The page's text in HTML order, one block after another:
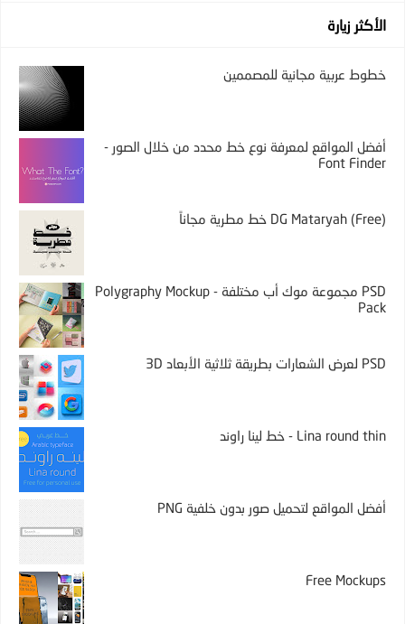
الأكثر زيارة
خطوط عربية مجانية للمصممين
أفضل المواقع لمعرفة نوع خط محدد من خلال الصور -
Font Finder
DG Mataryah (Free) خط مطرية مجاناً
PSD مجموعة موك أب مختلفة - Polygraphy Mockup
Pack
PSD لعرض الشعارات بطريقة ثلاثية الأبعاد 3D
Lina round thin - خط لينا راوند
أفضل المواقع لتحميل صور بدون خلفية PNG
Free Mockups